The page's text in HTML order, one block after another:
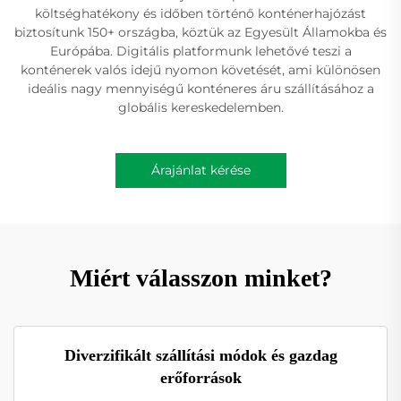
költséghatékony és időben történő konténerhajózást
biztosítunk 150+ országba, köztük az Egyesült Államokba és
Európába. Digitális platformunk lehetővé teszi a
konténerek valós idejű nyomon követését, ami különösen
ideális nagy mennyiségű konténeres áru szállításához a
globális kereskedelemben.
Árajánlat kérése
Miért válasszon minket?
Diverzifikált szállítási módok és gazdag
erőforrások